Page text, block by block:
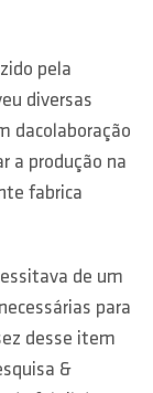
pela
diversas
dacolaboração
a produção na
fabrica
de um
para
desse item
&